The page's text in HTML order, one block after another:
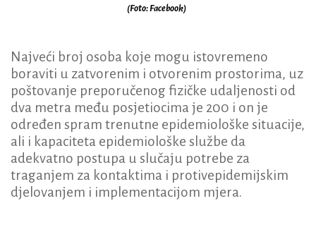
(Foto: Facebook)
Najveći broj osoba koje mogu istovremeno
boraviti u zatvorenim i otvorenim prostorima, uz
poštovanje preporučenog fizičke udaljenosti od
dva metra među posjetiocima je 200 i on je
određen spram trenutne epidemiološke situacije,
ali i kapaciteta epidemiološke službe da
adekvatno postupa u slučaju potrebe za
traganjem za kontaktima i protivepidemijskim
djelovanjem i implementacijom mjera.